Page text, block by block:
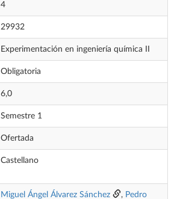
4
29932
Experimentación en ingeniería química II
Obligatoria
6,0
Semestre 1
Ofertada
Castellano
Miguel Ángel Álvarez Sánchez , Pedro